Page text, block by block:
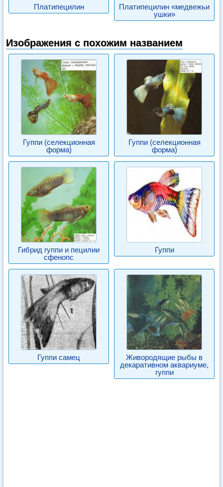
Платипецилин
Платипецилин «медвежьи
ушки»
Изображения с похожим названием
Гуппи (селекционная
форма)
Гуппи (селекционная
форма)
Гибрид гуппи и пецилии
сфенопс
Гуппи
Гуппи самец
Живородящие рыбы в
декаративном аквариуме,
гуппи